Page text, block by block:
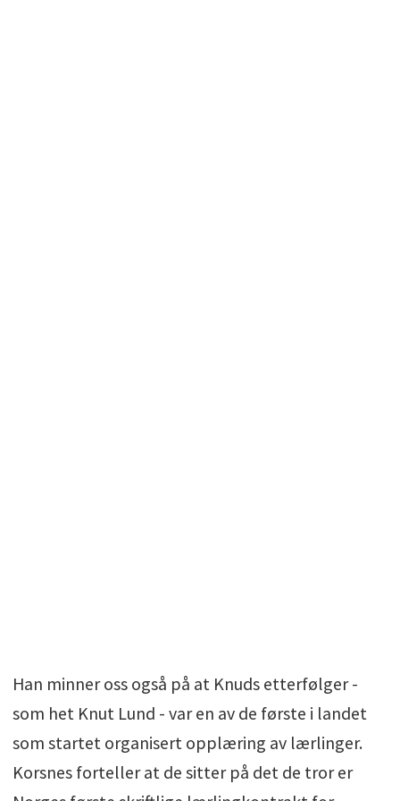
Han minner oss også på at Knuds etterfølger -
som het Knut Lund - var en av de første i landet
som startet organisert opplæring av lærlinger.
Korsnes forteller at de sitter på det de tror er